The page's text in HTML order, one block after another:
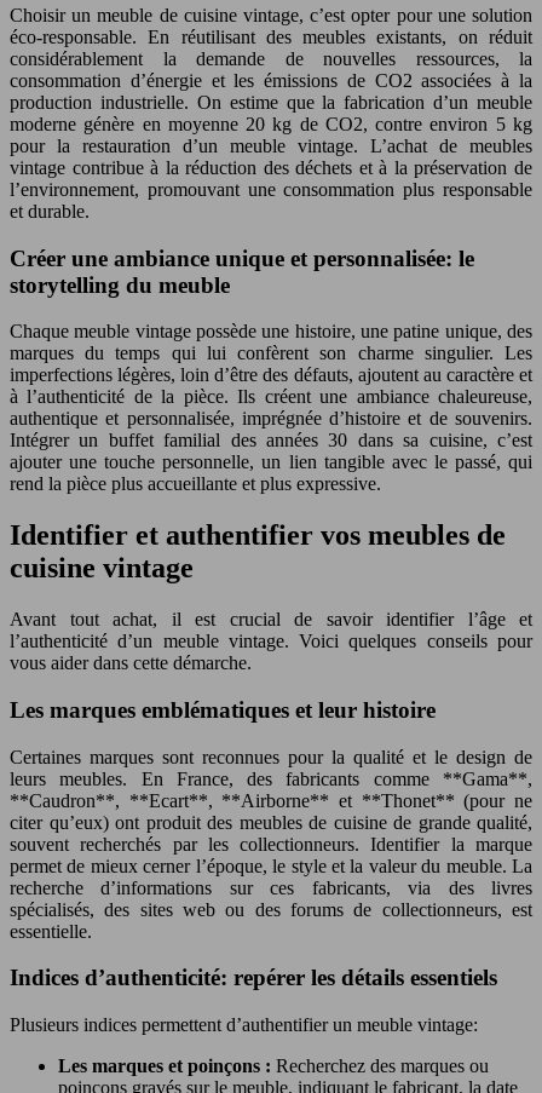
Choisir un meuble de cuisine vintage, c’est opter pour une solution
éco-responsable. En réutilisant des meubles existants, on réduit
considérablement la demande de nouvelles ressources, la
consommation d’énergie et les émissions de CO2 associées à la
production industrielle. On estime que la fabrication d’un meuble
moderne génère en moyenne 20 kg de CO2, contre environ 5 kg
pour la restauration d’un meuble vintage. L’achat de meubles
vintage contribue à la réduction des déchets et à la préservation de
l’environnement, promouvant une consommation plus responsable
et durable.
Créer une ambiance unique et personnalisée: le
storytelling du meuble
Chaque meuble vintage possède une histoire, une patine unique, des
marques du temps qui lui confèrent son charme singulier. Les
imperfections légères, loin d’être des défauts, ajoutent au caractère et
à l’authenticité de la pièce. Ils créent une ambiance chaleureuse,
authentique et personnalisée, imprégnée d’histoire et de souvenirs.
Intégrer un buffet familial des années 30 dans sa cuisine, c’est
ajouter une touche personnelle, un lien tangible avec le passé, qui
rend la pièce plus accueillante et plus expressive.
Identifier et authentifier vos meubles de
cuisine vintage
Avant tout achat, il est crucial de savoir identifier l’âge et
l’authenticité d’un meuble vintage. Voici quelques conseils pour
vous aider dans cette démarche.
Les marques emblématiques et leur histoire
Certaines marques sont reconnues pour la qualité et le design de
leurs meubles. En France, des fabricants comme **Gama**,
**Caudron**, **Ecart**, **Airborne** et **Thonet** (pour ne
citer qu’eux) ont produit des meubles de cuisine de grande qualité,
souvent recherchés par les collectionneurs. Identifier la marque
permet de mieux cerner l’époque, le style et la valeur du meuble. La
recherche d’informations sur ces fabricants, via des livres
spécialisés, des sites web ou des forums de collectionneurs, est
essentielle.
Indices d’authenticité: repérer les détails essentiels
Plusieurs indices permettent d’authentifier un meuble vintage:
Les marques et poinçons : Recherchez des marques ou
poinçons gravés sur le meuble, indiquant le fabricant, la date